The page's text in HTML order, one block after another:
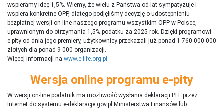
wspieramy ideę 1,5%. Wiemy, że wielu z Państwa od lat sympatyzuje i
wspiera konkretne OPP, dlatego podjęliśmy decyzję o udostępnieniu
bezpłatnej wersji on-line naszego programu wszystkim OPP w Polsce,
uprawnionym do otrzymania 1,5% podatku za 2025 rok. Dzięki programowi
e-pity od dnia jego premiery, użytkownicy przekazali już ponad 1 760 000 000
złotych dla ponad 9 000 organizacji.
Więcej informacji na www.e-life.org.pl
Wersja online programu e-pity
W wersji on-line podatnik ma możliwość wysłania deklaracji PIT przez
Internet do systemu e-deklaracje.gov.pl Ministerstwa Finansów lub